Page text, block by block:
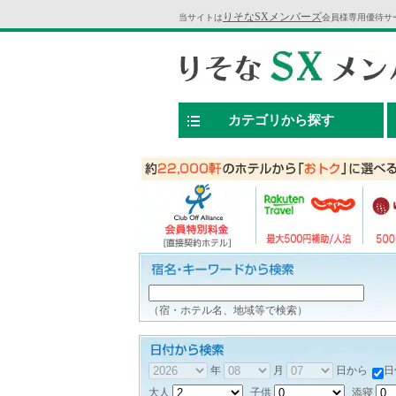
当サイトは りそなSXメンバーズ会員様専用優待サ
カテゴリから探す
（宿・ホテル名、地域等で検索）
年 月 日から
大人
子供 添寝